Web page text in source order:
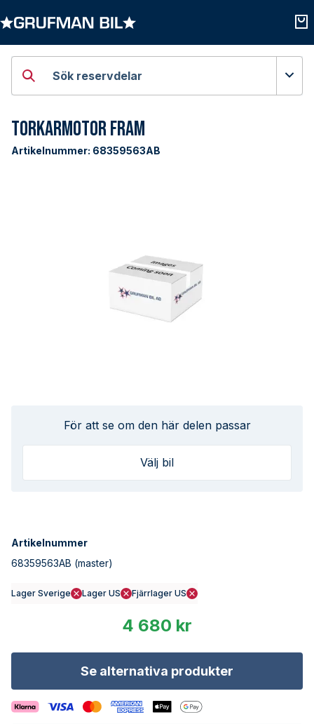
Sök reservdelar
Torkarmotor Fram
Artikelnummer: 68359563AB
För att se om den här delen passar
Välj bil
Artikelnummer
68359563AB (master)
Lager Sverige Lager US Fjärrlager US
4 680 kr
Se alternativa produkter